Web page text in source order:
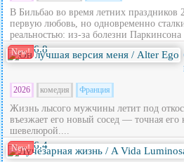
В Бильбао во время летних праздников
первую любовь, но одновременно
реальностью: из‑за болезни
New! 6.8
2026 комедия Франция
Жизнь лысого мужчины летит под
въезжает его новый сосед — точная его
шевелюрой....
New! 6.4